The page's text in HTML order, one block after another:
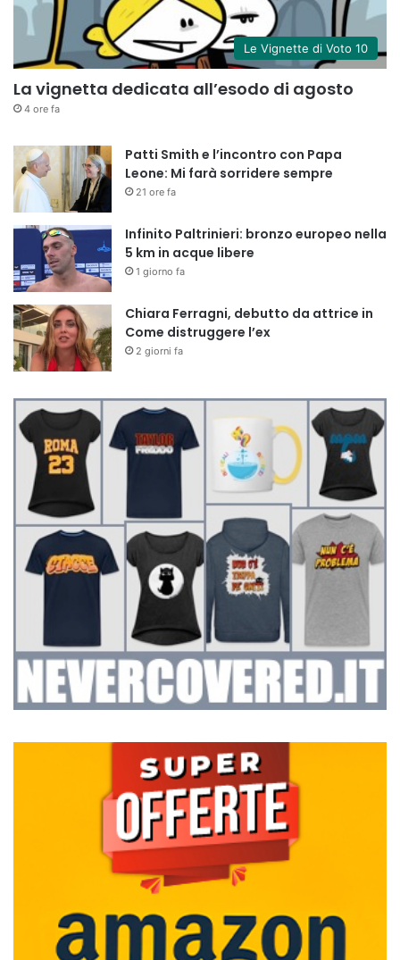
Le Vignette di Voto 10
La vignetta dedicata all’esodo di agosto
4 ore fa
Patti Smith e l’incontro con Papa
Leone: Mi farà sorridere sempre
21 ore fa
Infinito Paltrinieri: bronzo europeo nella
5 km in acque libere
1 giorno fa
Chiara Ferragni, debutto da attrice in
Come distruggere l’ex
2 giorni fa